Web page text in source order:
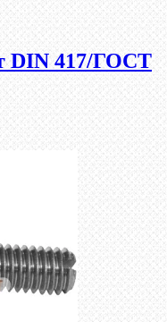
DIN 417/ГОСТ